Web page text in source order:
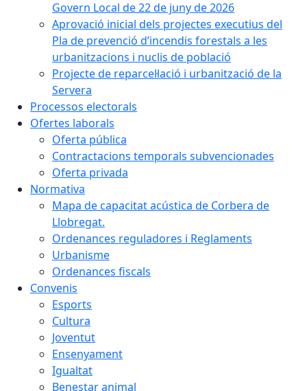
Govern Local de 22 de juny de 2026
Aprovació inicial dels projectes executius del
Pla de prevenció d’incendis forestals a les
urbanitzacions i nuclis de població
Projecte de reparcel·lació i urbanització de la
Servera
Processos electorals
Ofertes laborals
Oferta pública
Contractacions temporals subvencionades
Oferta privada
Normativa
Mapa de capacitat acústica de Corbera de
Llobregat.
Ordenances reguladores i Reglaments
Urbanisme
Ordenances fiscals
Convenis
Esports
Cultura
Joventut
Ensenyament
Igualtat
Benestar animal